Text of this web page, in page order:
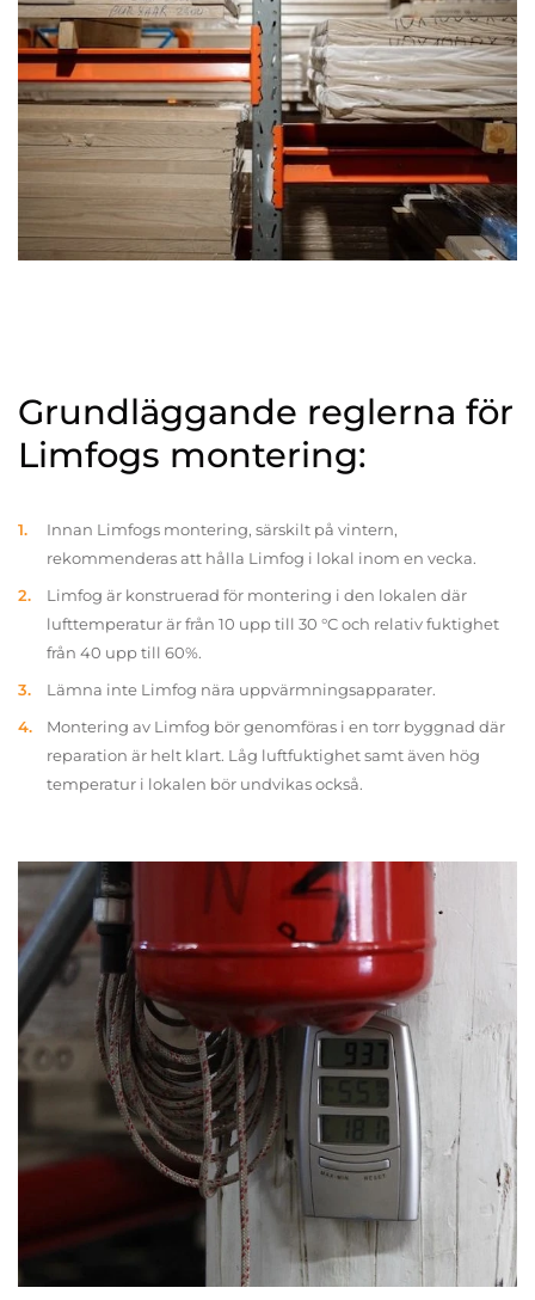
Grundläggande reglerna för
Limfogs montering:
Innan Limfogs montering, särskilt på vintern,
rekommenderas att hålla Limfog i lokal inom en vecka.
Limfog är konstruerad för montering i den lokalen där
lufttemperatur är från 10 upp till 30 °C och relativ fuktighet
från 40 upp till 60%.
Lämna inte Limfog nära uppvärmningsapparater.
Montering av Limfog bör genomföras i en torr byggnad där
reparation är helt klart. Låg luftfuktighet samt även hög
temperatur i lokalen bör undvikas också.